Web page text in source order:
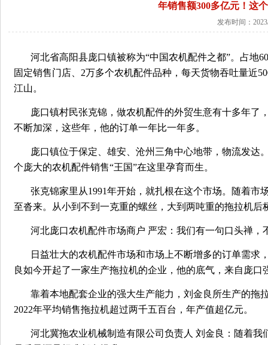
年销售额300多亿元！这
发布时间：
河北省高阳县庞口镇被称为“中国农机配件之都”。占地
固定销售门店、2万多个农机配件品种，每天货物吞吐量近
江山。
庞口镇村民张克锦，做农机配件的外贸生意有十多年了
不断加深，这些年，他的订单一年比一年多。
庞口镇位于保定、雄安、沧州三角中心地带，物流发达
个庞大的农机配件销售“王国”在这里孕育而生。
张克锦家里从1991年开始，就扎根在这个市场。随着
至沓来。从小到不到一克重的螺丝，大到两吨重的拖拉机后
河北庞口农机配件市场商户 严宏：我们有一句口头禅
日益壮大的农机配件市场和市场上不断增多的订单需
良如今开起了一家生产拖拉机的企业，他的底气，来自庞
靠着本地配套企业的强大生产能力，刘金良所生产的拖
2022年平均销售拖拉机超过两千五百台，年产值超亿元。
河北冀拖农业机械制造有限公司负责人 刘金良：随着